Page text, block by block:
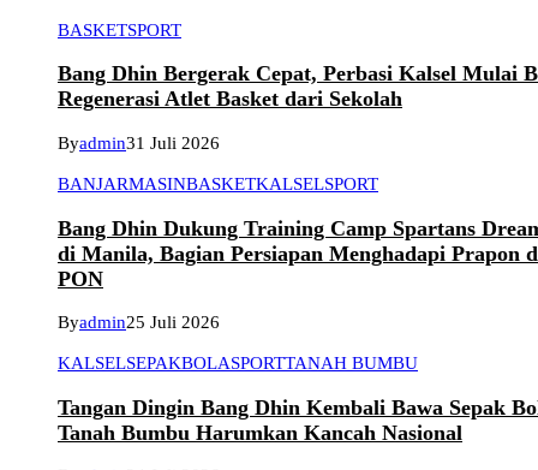
BASKETSPORT
Bang Dhin Bergerak Cepat, Perbasi Kalsel Mulai
Regenerasi Atlet Basket dari Sekolah
Byadmin31 Juli 2026
BANJARMASINBASKETKALSELSPORT
Bang Dhin Dukung Training Camp Spartans
di Manila, Bagian Persiapan Menghadapi Prapon
PON
Byadmin25 Juli 2026
KALSELSEPAKBOLASPORTTANAH BUMBU
Tangan Dingin Bang Dhin Kembali Bawa Sepak
Tanah Bumbu Harumkan Kancah Nasional